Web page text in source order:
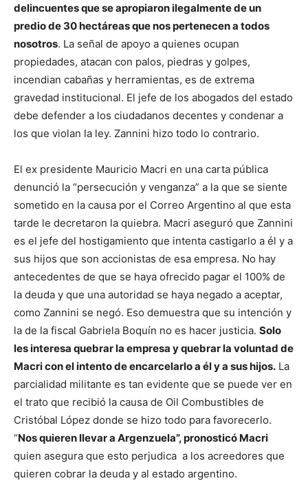
delincuentes que se apropiaron ilegalmente de un
predio de 30 hectáreas que nos pertenecen a todos
nosotros. La señal de apoyo a quienes ocupan
propiedades, atacan con palos, piedras y golpes,
incendian cabañas y herramientas, es de extrema
gravedad institucional. El jefe de los abogados del estado
debe defender a los ciudadanos decentes y condenar a
los que violan la ley. Zannini hizo todo lo contrario.
El ex presidente Mauricio Macri en una carta pública
denunció la “persecución y venganza” a la que se siente
sometido en la causa por el Correo Argentino al que esta
tarde le decretaron la quiebra. Macri aseguró que Zannini
es el jefe del hostigamiento que intenta castigarlo a él y a
sus hijos que son accionistas de esa empresa. No hay
antecedentes de que se haya ofrecido pagar el 100% de
la deuda y que una autoridad se haya negado a aceptar,
como Zannini se negó. Eso demuestra que su intención y
la de la fiscal Gabriela Boquín no es hacer justicia. Solo
les interesa quebrar la empresa y quebrar la voluntad de
Macri con el intento de encarcelarlo a él y a sus hijos. La
parcialidad militante es tan evidente que se puede ver en
el trato que recibió la causa de Oil Combustibles de
Cristóbal López donde se hizo todo para favorecerlo.
“Nos quieren llevar a Argenzuela”, pronosticó Macri
quien asegura que esto perjudica a los acreedores que
quieren cobrar la deuda y al estado argentino.